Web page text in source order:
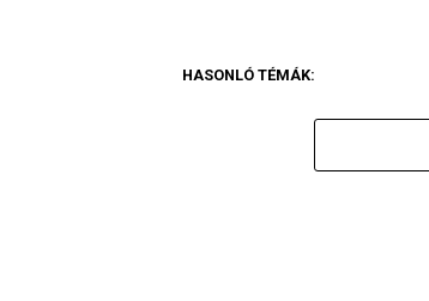
HASONLÓ TÉMÁK: